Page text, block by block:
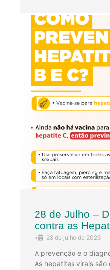
28 de Julho –
contra as
• 28 de julho de 2026
A prevenção e o
As hepatites virais